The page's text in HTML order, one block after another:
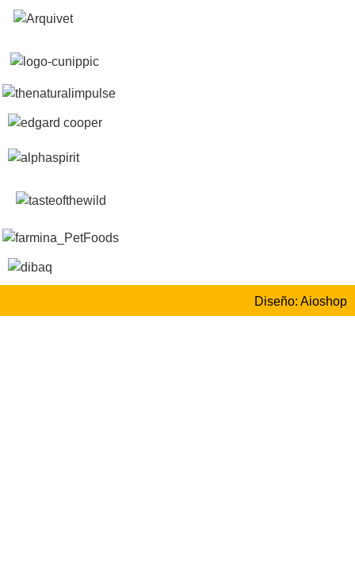
Diseño: Aioshop